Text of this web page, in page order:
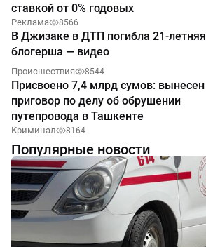
ставкой от 0% годовых
Реклама 8566
В Джизаке в ДТП погибла 21-летняя
блогерша — видео
Происшествия 8544
Присвоено 7,4 млрд сумов: вынесен
приговор по делу об обрушении
путепровода в Ташкенте
Криминал 8164
Популярные новости